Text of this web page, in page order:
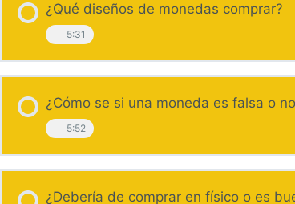
¿Qué diseños de monedas comprar?
5:31
¿Cómo se si una moneda es falsa o
5:52
¿Debería de comprar en físico o es